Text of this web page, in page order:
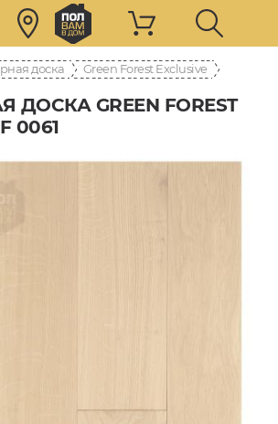
доска Green Forest Exclusive
GREEN FOREST
0061